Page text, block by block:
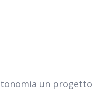
un progetto